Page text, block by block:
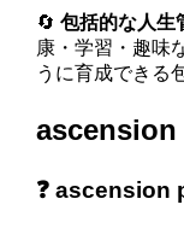
🔄包括的な人生
康・学習・趣味
うに育成できる
ascension
❓ ascension